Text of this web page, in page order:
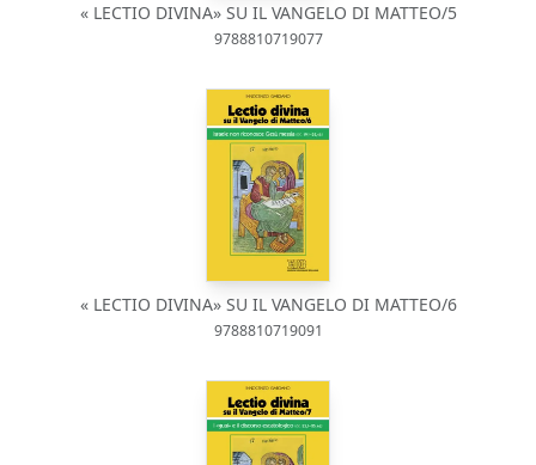
« LECTIO DIVINA» SU IL VANGELO DI MATTEO/5
9788810719077
« LECTIO DIVINA» SU IL VANGELO DI MATTEO/6
9788810719091